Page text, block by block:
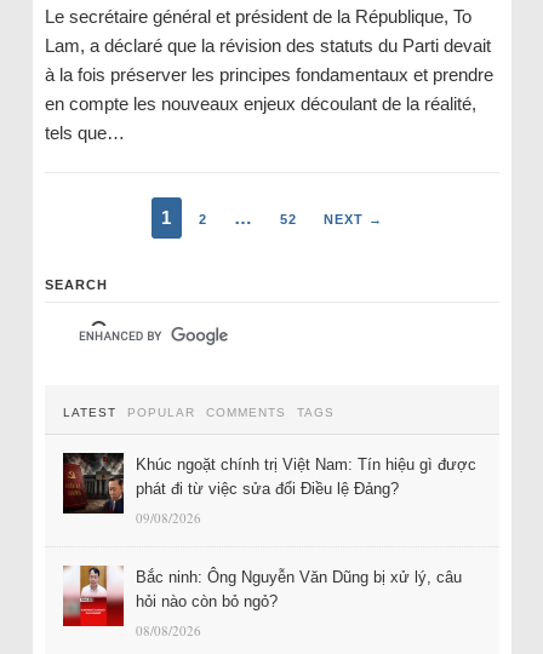
Le secrétaire général et président de la République, To
Lam, a déclaré que la révision des statuts du Parti devait
à la fois préserver les principes fondamentaux et prendre
en compte les nouveaux enjeux découlant de la réalité,
tels que…
1 2 … 52 NEXT →
SEARCH
LATEST POPULAR COMMENTS TAGS
Khúc ngoặt chính trị Việt Nam: Tín hiệu gì được
phát đi từ việc sửa đổi Điều lệ Đảng?
09/08/2026
Bắc ninh: Ông Nguyễn Văn Dũng bị xử lý, câu
hỏi nào còn bỏ ngỏ?
08/08/2026